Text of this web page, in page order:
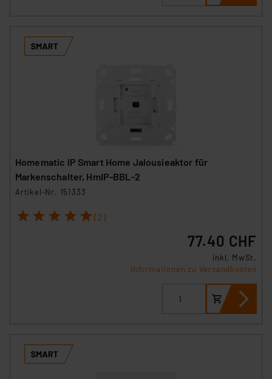
Homematic IP Smart Home Jalousieaktor für
Markenschalter, HmIP-BBL-2
Artikel-Nr. 151333
1 2 3 4 5 (2)
77.40 CHF
inkl. MwSt.
Informationen zu Versandkosten